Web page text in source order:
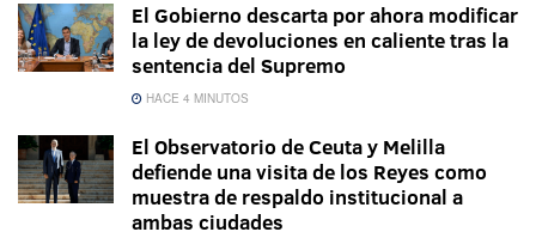
El Gobierno descarta por ahora modificar
la ley de devoluciones en caliente tras la
sentencia del Supremo
HACE 4 MINUTOS
El Observatorio de Ceuta y Melilla
defiende una visita de los Reyes como
muestra de respaldo institucional a
ambas ciudades